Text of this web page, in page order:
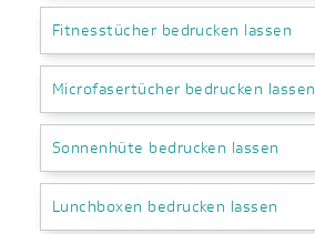
Fitnesstücher bedrucken lassen
Microfasertücher bedrucken lassen
Sonnenhüte bedrucken lassen
Lunchboxen bedrucken lassen